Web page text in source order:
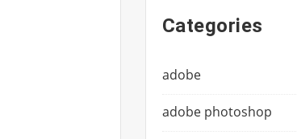
Categories
adobe
adobe photoshop